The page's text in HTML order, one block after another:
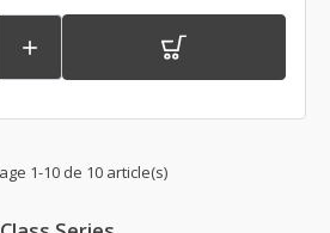

1-10 de 10 article(s)